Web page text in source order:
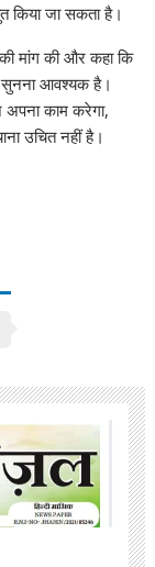
किया जा सकता है।
मांग की और कहा कि
सुनना आवश्यक है।
अपना काम करेगा,
उचित नहीं है।